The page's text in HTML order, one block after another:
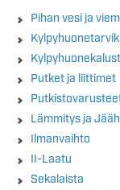
Pihan vesi ja
Putket ja liittimet
Lämmitys ja
Ilmanvaihto
II-Laatu
Sekalaista